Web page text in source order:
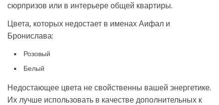
сюрпризов или в интерьере общей квартиры.
Цвета, которых недостает в именах Аифал и
Бронислава:
Розовый
Белый
Недостающее цвета не свойственны вашей энергетике.
Их лучше использовать в качестве дополнительных к